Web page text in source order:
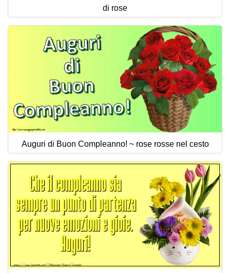
di rose
Auguri di Buon Compleanno! ~ rose rosse nel cesto